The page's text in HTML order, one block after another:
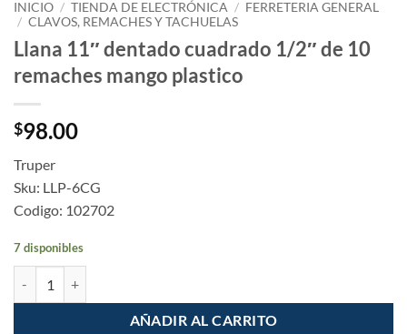
INICIO / TIENDA DE ELECTRÓNICA / FERRETERIA GENERAL
/ CLAVOS, REMACHES Y TACHUELAS
Llana 11″ dentado cuadrado 1/2″ de 10
remaches mango plastico
$98.00
Truper
Sku: LLP-6CG
Codigo: 102702
7 disponibles
AÑADIR AL CARRITO